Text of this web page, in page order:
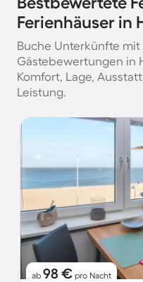
Ferienhäuser in
Buche Unterkünfte
Gästebewertungen in
Komfort, Lage,
Leistung.
ab 98 € pro Nacht